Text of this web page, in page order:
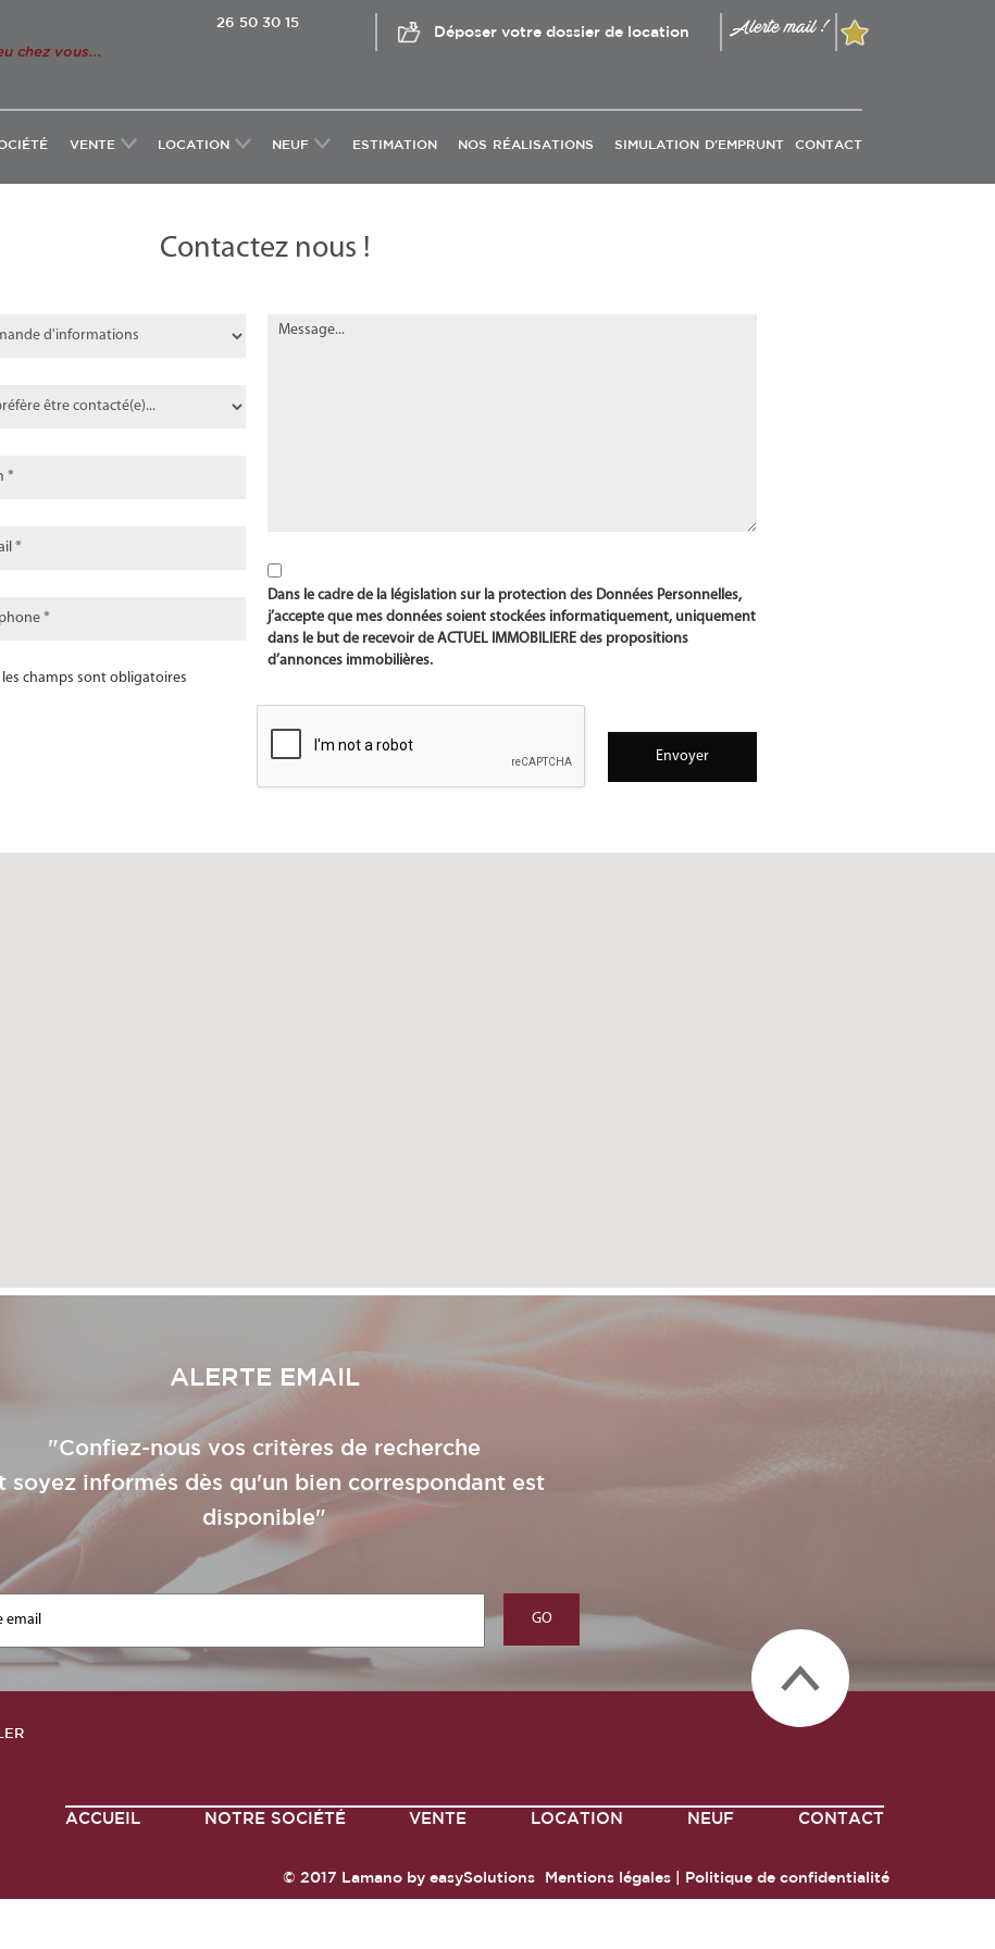
chez vous...
26 50 30 15
Déposer votre dossier de location Alerte mail !
VENTE LOCATION NEUF ESTIMATION NOS RÉALISATIONS SIMULATION D'EMPRUNT CONTACT
Contactez nous !
les champs sont obligatoires
Dans le cadre de la législation sur la protection des Données Personnelles,
j’accepte que mes données soient stockées informatiquement, uniquement
dans le but de recevoir de ACTUEL IMMOBILIERE des propositions
d’annonces immobilières.
ALERTE EMAIL
"Confiez-nous vos critères de recherche
soyez informés dès qu'un bien correspondant est
disponible"
ACCUEIL NOTRE SOCIÉTÉ VENTE LOCATION NEUF CONTACT
© 2017 Lamano by easySolutions Mentions légales Politique de confidentialité